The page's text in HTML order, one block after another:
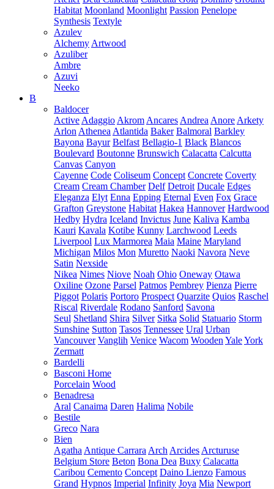
Habitat Moonland Moonlight Passion Penelope
Synthesis Textyle
Azulev
Alchemy Artwood
Azuliber
Ambre
Azuvi
Neeko
B
Baldocer
Active Adaggio Akrom Ancares Andrea Anore Arkety
Arlon Athenea Atlantida Baker Balmoral Barkley
Bayona Bayur Belfast Bellagio-1 Black Blancos
Boulevard Boutonne Brunswich Calacatta Calcutta
Canvas Canyon
Cayenne Code Coliseum Concept Concrete Coverty
Cream Cream Chamber Delf Detroit Ducale Edges
Eleganza Elyt Enna Epping Eternal Even Fox Grace
Grafton Greystone Habitat Hakea Hannover Hardwood
Hedby Hydra Iceland Invictus June Kaliva Kamba
Kauri Kavala Kotibe Kunny Larchwood Leeds
Liverpool Lux Marmorea Maia Maine Maryland
Michigan Milos Mon Muretto Naoki Navora Neve
Satin Nexside
Nikea Nimes Niove Noah Ohio Oneway Otawa
Oxiline Ozone Parsel Patmos Pembrey Pienza Pierre
Piggot Polaris Portoro Prospect Quarzite Quios Raschel
Riscal Riverdale Rodano Sanford Savona
Seul Shetland Shira Silver Sitka Solid Statuario Storm
Sunshine Sutton Tasos Tennessee Ural Urban
Vancouver Vanglih Venice Wacom Wooden YaleYork
Zermatt
Bardelli
Basconi Home
Porcelain Wood
Benadresa
Aral Canaima Daren Halima Nobile
Bestile
Greco Nara
Bien
Agatha Antique Carrara Arch Arcides Arcturuse
Belgium Store Beton Bona Dea Buxy Calacatta
Caribou Cemento Concept Daino Lienzo Famous
Grand Hypnos Imperial Infinity Joya Mia Newport